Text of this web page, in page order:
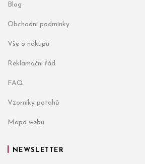
Blog
Obchodní podmínky
Vše o nákupu
Reklamační řád
FAQ
Vzorníky potahů
Mapa webu
NEWSLETTER